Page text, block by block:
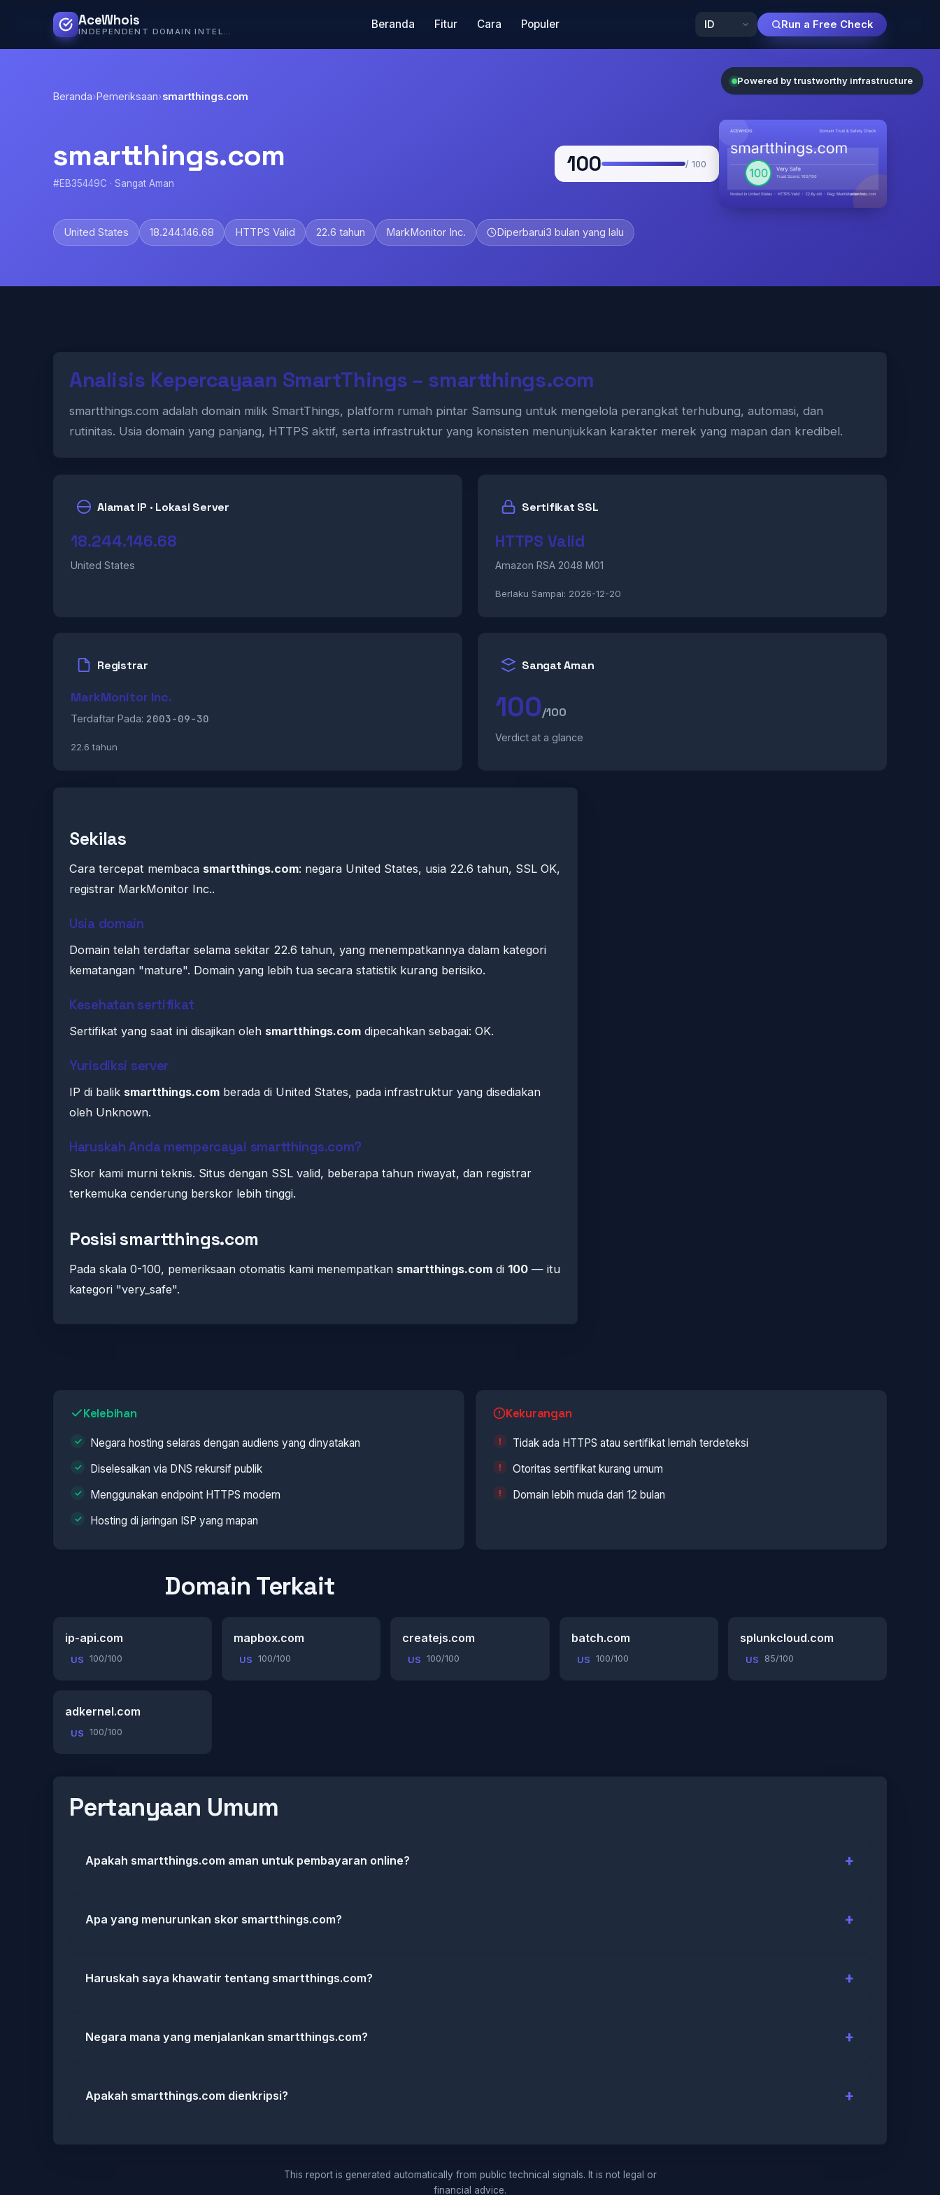
AceWhois Beranda Fitur Cara Populer Run a Free Check
Beranda›Pemeriksaan›smartthings.com
smartthings.com
#EB35449C · Sangat Aman
100 / 100
United States 18.244.146.68 HTTPS Valid 22.6 tahun MarkMonitor Inc. Diperbarui3 bulan yang lalu
Analisis Kepercayaan SmartThings – smartthings.com
smartthings.com adalah domain milik SmartThings, platform rumah pintar Samsung untuk mengelola perangkat terhubung, automasi, dan
rutinitas. Usia domain yang panjang, HTTPS aktif, serta infrastruktur yang konsisten menunjukkan karakter merek yang mapan dan kredibel.
Alamat IP · Lokasi Server
18.244.146.68
United States
Sertifikat SSL
HTTPS Valid
Amazon RSA 2048 M01
Berlaku Sampai: 2026-12-20
Registrar
MarkMonitor Inc.
Terdaftar Pada: 2003-09-30
22.6 tahun
Sangat Aman
100/100
Verdict at a glance
Sekilas
Cara tercepat membaca smartthings.com: negara United States, usia 22.6 tahun, SSL OK,
registrar MarkMonitor Inc..
Usia domain
Domain telah terdaftar selama sekitar 22.6 tahun, yang menempatkannya dalam kategori
kematangan "mature". Domain yang lebih tua secara statistik kurang berisiko.
Kesehatan sertifikat
Sertifikat yang saat ini disajikan oleh smartthings.com dipecahkan sebagai: OK.
Yurisdiksi server
IP di balik smartthings.com berada di United States, pada infrastruktur yang disediakan
oleh Unknown.
Haruskah Anda mempercayai smartthings.com?
Skor kami murni teknis. Situs dengan SSL valid, beberapa tahun riwayat, dan registrar
terkemuka cenderung berskor lebih tinggi.
Posisi smartthings.com
Pada skala 0-100, pemeriksaan otomatis kami menempatkan smartthings.com di 100 — itu
kategori "very_safe".
Kelebihan
Negara hosting selaras dengan audiens yang dinyatakan
Diselesaikan via DNS rekursif publik
Menggunakan endpoint HTTPS modern
Hosting di jaringan ISP yang mapan
Kekurangan
Tidak ada HTTPS atau sertifikat lemah terdeteksi
Otoritas sertifikat kurang umum
Domain lebih muda dari 12 bulan
Domain Terkait
ip-api.com
US 100/100
mapbox.com
US 100/100
createjs.com
US 100/100
batch.com
US 100/100
splunkcloud.com
US 85/100
adkernel.com
US 100/100
Pertanyaan Umum
Apakah smartthings.com aman untuk pembayaran online?
Apa yang menurunkan skor smartthings.com?
Haruskah saya khawatir tentang smartthings.com?
Negara mana yang menjalankan smartthings.com?
Apakah smartthings.com dienkripsi?
This report is generated automatically from public technical signals. It is not legal or
financial advice.
Powered by trustworthy infrastructure